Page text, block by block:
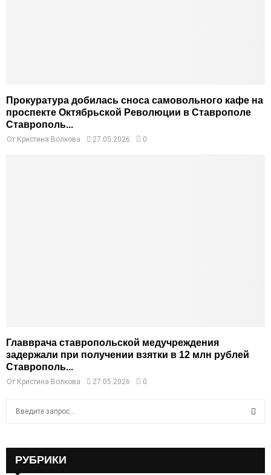
Прокуратура добилась сноса самовольного кафе на
проспекте Октябрьской Революции в Ставрополе
Ставрополь...
От Кристина Волкова 27.05.2026 0
Главврача ставропольской медучреждения
задержали при получении взятки в 12 млн рублей
Ставрополь...
От Кристина Волкова 27.05.2026 0
РУБРИКИ